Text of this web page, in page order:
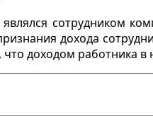
являлся сотрудником
дохода
что доходом